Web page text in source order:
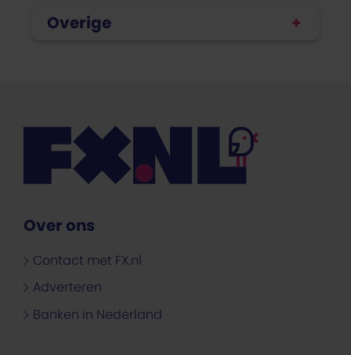
Overige
Over ons
Contact met FX.nl
Adverteren
Banken in Nederland